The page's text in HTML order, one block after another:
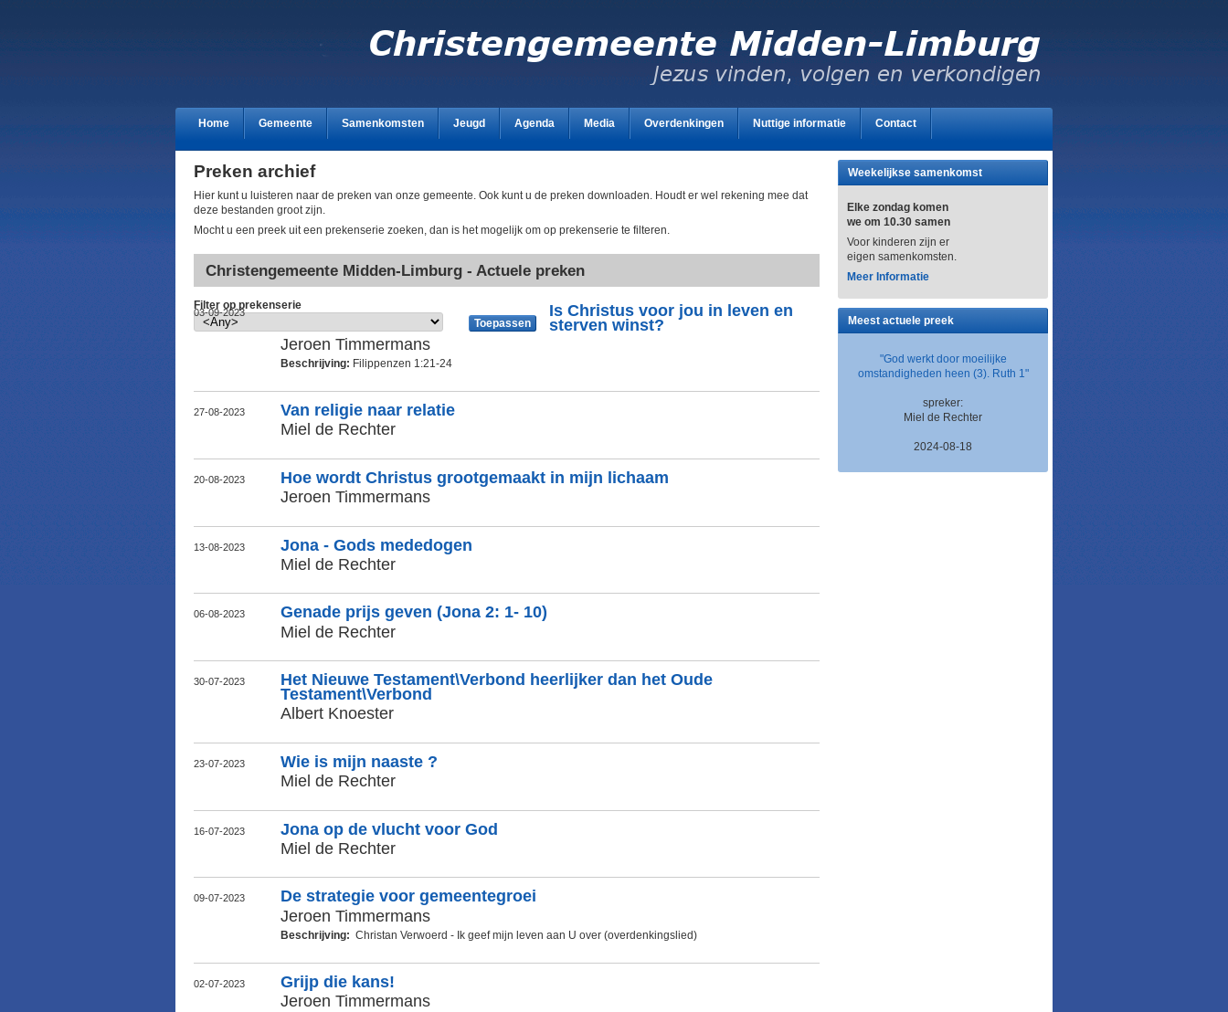
Home Gemeente Samenkomsten Jeugd Agenda Media Overdenkingen Nuttige informatie Contact
Preken archief
Hier kunt u luisteren naar de preken van onze gemeente. Ook kunt u de preken downloaden. Houdt er wel rekening mee dat
deze bestanden groot zijn.
Mocht u een preek uit een prekenserie zoeken, dan is het mogelijk om op prekenserie te filteren.
Christengemeente Midden-Limburg - Actuele preken
Filter op prekenserie
03-09-2023
Is Christus voor jou in leven en
sterven winst?
Jeroen Timmermans
Beschrijving: Filippenzen 1:21-24
27-08-2023
Van religie naar relatie
Miel de Rechter
20-08-2023
Hoe wordt Christus grootgemaakt in mijn lichaam
Jeroen Timmermans
13-08-2023
Jona - Gods mededogen
Miel de Rechter
06-08-2023
Genade prijs geven (Jona 2: 1- 10)
Miel de Rechter
30-07-2023
Het Nieuwe Testament\Verbond heerlijker dan het Oude
Testament\Verbond
Albert Knoester
23-07-2023
Wie is mijn naaste ?
Miel de Rechter
16-07-2023
Jona op de vlucht voor God
Miel de Rechter
09-07-2023
De strategie voor gemeentegroei
Jeroen Timmermans
Beschrijving: Christan Verwoerd - Ik geef mijn leven aan U over (overdenkingslied)
02-07-2023
Grijp die kans!
Jeroen Timmermans
Weekelijkse samenkomst
Elke zondag komen
we om 10.30 samen
Voor kinderen zijn er
eigen samenkomsten.
Meer Informatie
Meest actuele preek
"God werkt door moeilijke
omstandigheden heen (3). Ruth 1"
spreker:
Miel de Rechter
2024-08-18